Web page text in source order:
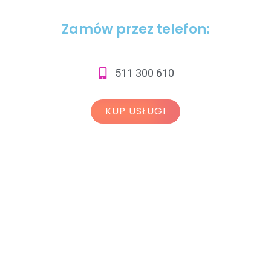
Zamów przez telefon:
511 300 610
KUP USŁUGI